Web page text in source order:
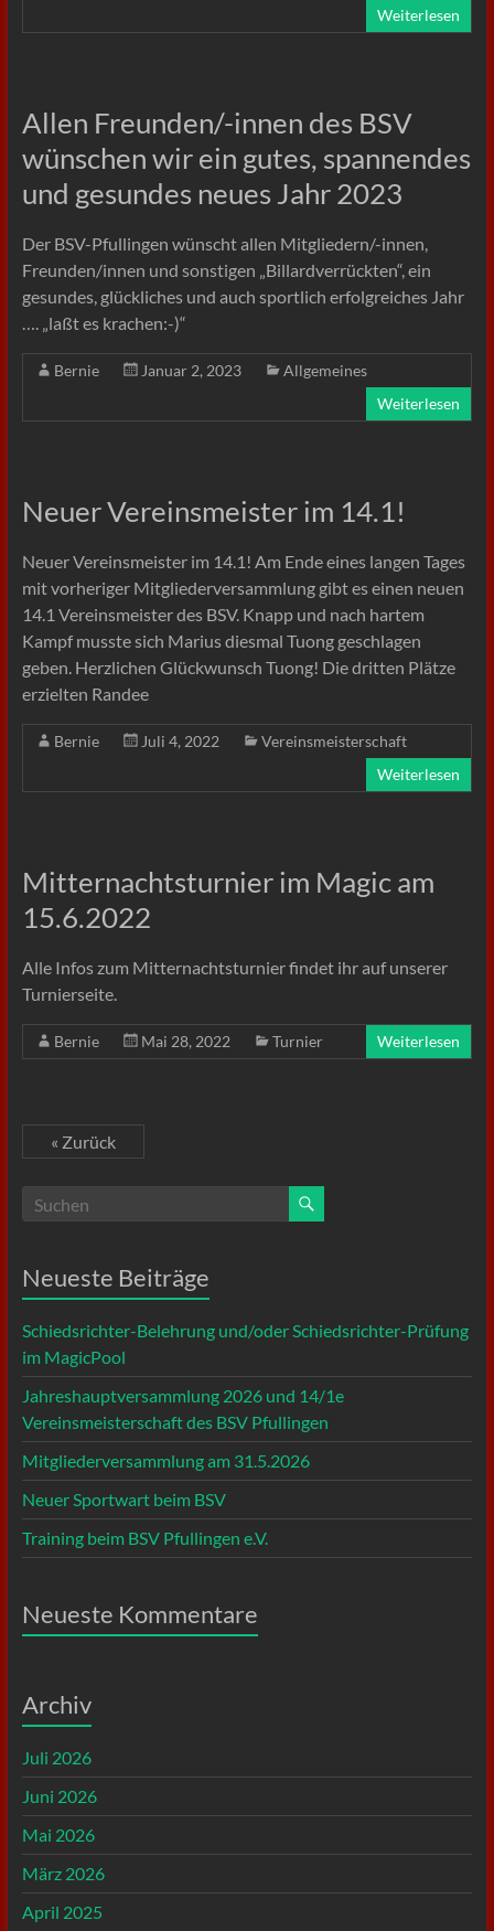
Weiterlesen
Allen Freunden/-innen des BSV
wünschen wir ein gutes, spannendes
und gesundes neues Jahr 2023
Der BSV-Pfullingen wünscht allen Mitgliedern/-innen,
Freunden/innen und sonstigen „Billardverrückten“, ein
gesundes, glückliches und auch sportlich erfolgreiches Jahr
…. „laßt es krachen:-)“
Bernie Januar 2, 2023
Allgemeines
Weiterlesen
Neuer Vereinsmeister im 14.1!
Neuer Vereinsmeister im 14.1! Am Ende eines langen Tages
mit vorheriger Mitgliederversammlung gibt es einen neuen
14.1 Vereinsmeister des BSV. Knapp und nach hartem
Kampf musste sich Marius diesmal Tuong geschlagen
geben. Herzlichen Glückwunsch Tuong! Die dritten Plätze
erzielten Randee
Bernie Juli 4, 2022
Vereinsmeisterschaft
Weiterlesen
Mitternachtsturnier im Magic am
15.6.2022
Alle Infos zum Mitternachtsturnier findet ihr auf unserer
Turnierseite.
Bernie Mai 28, 2022 Turnier Weiterlesen
« Zurück
Neueste Beiträge
Schiedsrichter-Belehrung und/oder Schiedsrichter-Prüfung
im MagicPool
Jahreshauptversammlung 2026 und 14/1e
Vereinsmeisterschaft des BSV Pfullingen
Mitgliederversammlung am 31.5.2026
Neuer Sportwart beim BSV
Training beim BSV Pfullingen e.V.
Neueste Kommentare
Archiv
Juli 2026
Juni 2026
Mai 2026
März 2026
April 2025